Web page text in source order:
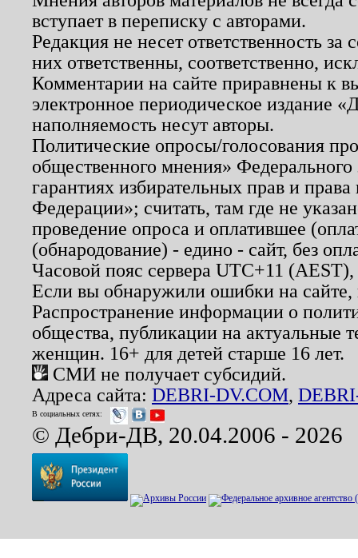
вступает в переписку с авторами.
Редакция не несет ответственность
них ответственны, соответственно,
Комментарии на сайте приравнены к
электронное периодическое издание
наполняемость несут авторы.
Политические опросы/голосования
общественного мнения»
гарантиях избирательных прав и
Федерации»; считать, там где не
проведение опроса и оплатившее
(обнародование) - едино - сайт, без
Часовой пояс сервера UTC+11
Если вы обнаружили ошибки на
Распространение информации о
общества, публикации на актуальные
женщин. 16+ для детей старше 16 лет.
СМИ не получает субсидий.
Адреса сайта: DEBRI-DV.COM,
В социальных сетях:
© Дебри-ДВ, 20.04.2006 - 2026